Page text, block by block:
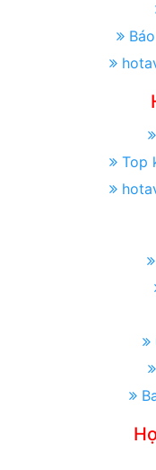
Top